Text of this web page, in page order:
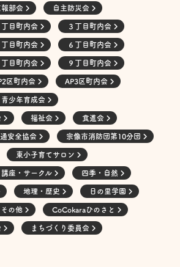
報部会 自主防災会
丁目町内会 ３丁目町内会
丁目町内会 ６丁目町内会
丁目町内会 ９丁目町内会
区町内会 AP3区町内会
青少年育成会
福祉会 食進会
安全協会 宗像市消防団第10分団
東小子育てサロン
講座・サークル 四季・自然
地理・歴史 日の里学園
その他 CoCokaraひのさと
まちづくり委員会